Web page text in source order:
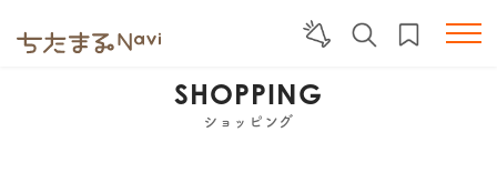
SHOPPING
ショッピング